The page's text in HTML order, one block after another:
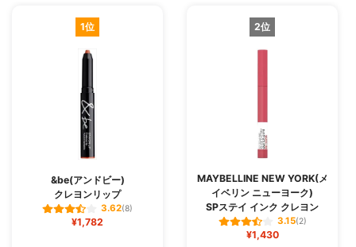
1位
&be(アンドビー)
クレヨンリップ
3.62(8)
¥1,782
2位
MAYBELLINE NEW YORK(メ
イベリン ニューヨーク)
SPステイ インク クレヨン
3.15(2)
¥1,430